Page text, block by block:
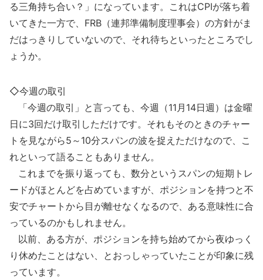
る三角持ち合い？」になっています。これはCPIが落ち着
いてきた一方で、FRB（連邦準備制度理事会）の方針がま
だはっきりしていないので、それ待ちといったところでし
ょうか。
◇今週の取引
「今週の取引」と言っても、今週（11月14日週）は金曜
日に3回だけ取引しただけです。それもそのときのチャー
トを見ながら5～10分スパンの波を捉えただけなので、こ
れといって語ることもありません。
これまでを振り返っても、数分というスパンの短期トレ
ードがほとんどを占めていますが、ポジションを持つと不
安でチャートから目が離せなくなるので、ある意味性に合
っているのかもしれません。
以前、ある方が、ポジションを持ち始めてから夜ゆっく
り休めたことはない、とおっしゃっていたことが印象に残
っています。